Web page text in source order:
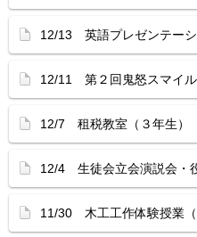
12/13 英語プレゼンテー
12/11 第２回鬼怒スマイ
12/7 租税教室（３年生）
12/4 生徒会立会演説会・
11/30 木工工作体験授業（